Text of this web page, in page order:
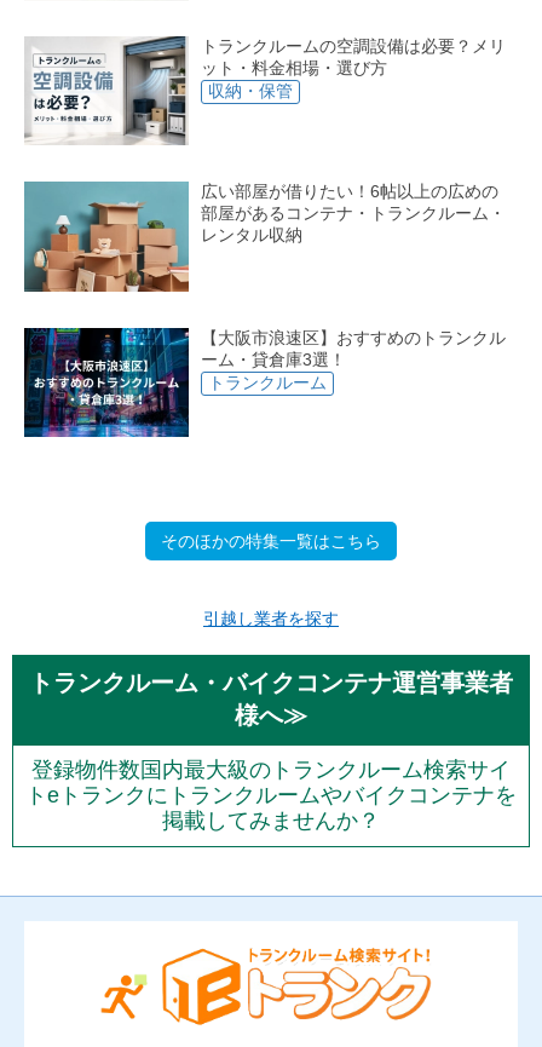
トランクルームの空調設備は必要？メリ
ット・料金相場・選び方
収納・保管
広い部屋が借りたい！6帖以上の広めの
部屋があるコンテナ・トランクルーム・
レンタル収納
【大阪市浪速区】おすすめのトランクル
ーム・貸倉庫3選！
トランクルーム
そのほかの特集一覧はこちら
引越し業者を探す
トランクルーム・バイクコンテナ運営事業者
様へ≫
登録物件数国内最大級のトランクルーム検索サイ
トeトランクにトランクルームやバイクコンテナを
掲載してみませんか？